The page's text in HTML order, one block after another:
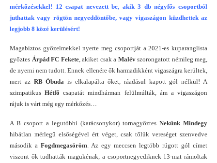
mérkőzésekkel! 12 csapat nevezett be, akik 3 db négyfős csoportból
juthattak vagy rögtön negyeddöntőbe, vagy vigaszágon küzdhettek az
legjobb 8 közé kerülésért!
Magabiztos győzelmekkel nyerte meg csoportját a 2021-es kuparanglista
győztes Árpád FC Fekete, akiket csak a Malévszorongatott némileg meg,
de nyerni nem tudott. Ennek ellenére ők harmadikként vigaszágra kerültek,
mert az RB Óbuda is elkalapálta őket, ráadásul kapott gól nélkül! A
szimpatikusHétfő csapatát mindhárman felülmúlták, ám a vigaszágon
rájuk is várt még egy mérkőzés…
A B csoport a legutóbbi (karácsonykor) tornagyőztes Nekünk Mindegy
hibátlan mérlegű elsőségével ért véget, csak tőlük vereséget szenvedve
második a Fogdmegasöröm. Az egy meccsen legtöbb rúgott gól címet
viszont ők tudhatták magukénak, a csoportnegyediknek 13-mat rámoltak